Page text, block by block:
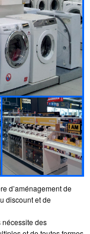
d’aménagement de
discount et de
nécessite des